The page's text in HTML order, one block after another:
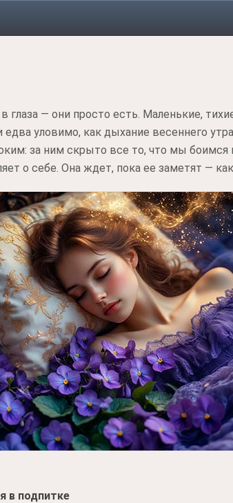
— они просто есть. Маленькие,
уловимо, как дыхание весеннего
за ним скрыто все то, что мы боимся
о себе. Она ждет, пока ее заметят —
в подпитке